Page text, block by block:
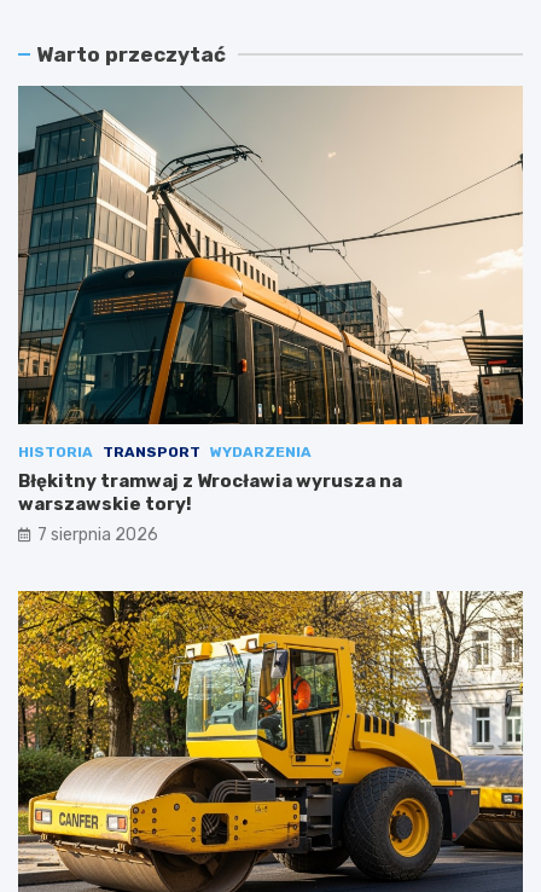
Warto przeczytać
HISTORIA TRANSPORT WYDARZENIA
Błękitny tramwaj z Wrocławia wyrusza na
warszawskie tory!
7 sierpnia 2026